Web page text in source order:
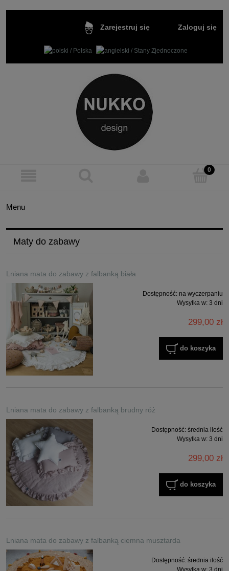
Zarejestruj się Zaloguj się
Menu
Maty do zabawy
Lniana mata do zabawy z falbanką biała
Dostępność: na wyczerpaniu
Wysyłka w: 3 dni
299,00 zł
do koszyka
Lniana mata do zabawy z falbanką brudny róż
Dostępność: średnia ilość
Wysyłka w: 3 dni
299,00 zł
do koszyka
Lniana mata do zabawy z falbanką ciemna musztarda
Dostępność: średnia ilość